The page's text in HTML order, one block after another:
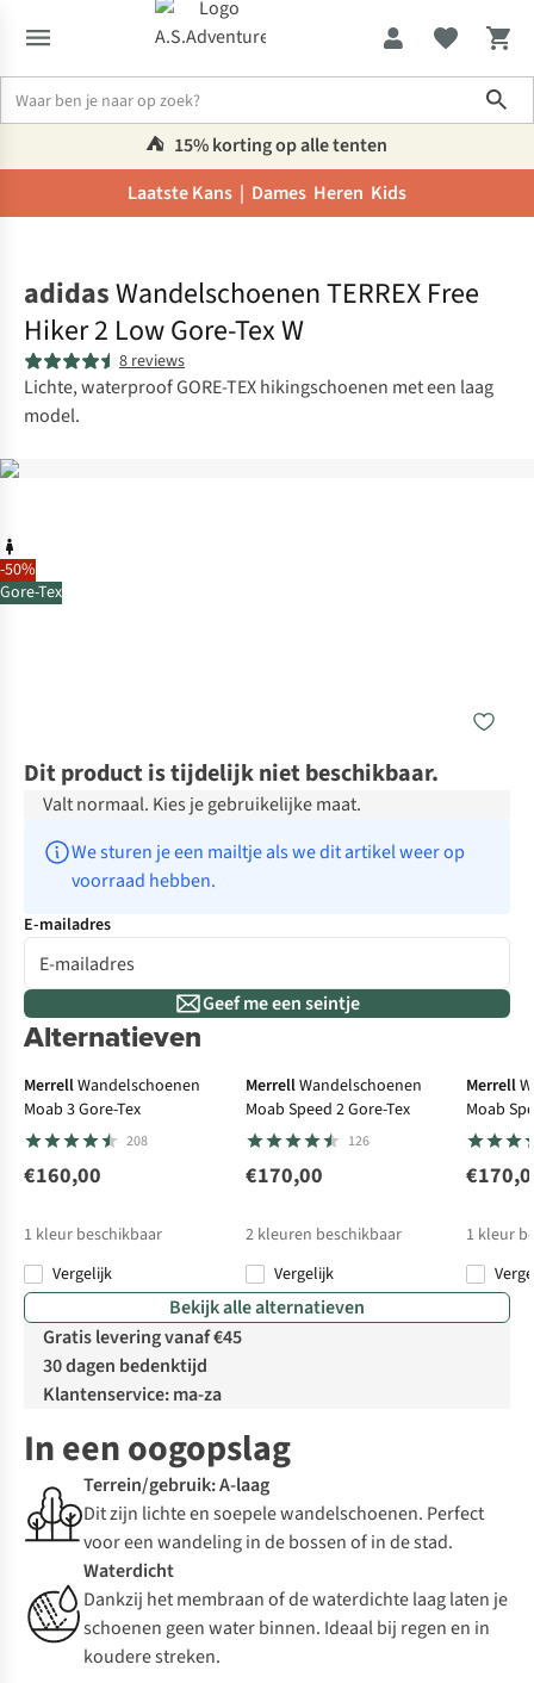
⛺️ 15% korting op alle tenten
Laatste Kans | Dames Heren Kids
-50%
Gore-Tex
adidasWandelschoenen TERREX Free
Hiker 2 Low Gore-Tex W
8 reviews
Lichte, waterproof GORE-TEX hikingschoenen met een laag
model.
Dit product is tijdelijk niet beschikbaar.
Valt normaal. Kies je gebruikelijke maat.
We sturen je een mailtje als we dit artikel weer op
voorraad hebben.
E-mailadres
Geef me een seintje
Alternatieven
Gore-Tex
MerrellWandelschoenen
Moab 3 Gore-Tex
208
€160,00
1 kleur beschikbaar
Vergelijk
MerrellWandelschoenen
Moab Speed 2 Gore-Tex
126
€170,00
2 kleuren beschikbaar
Vergelijk
Merrell
Moab
1 kleur
Bekijk alle alternatieven
Gratis levering vanaf €45
30 dagen bedenktijd
Klantenservice: ma-za
In een oogopslag
Terrein/gebruik: A-laag
Dit zijn lichte en soepele wandelschoenen. Perfect
voor een wandeling in de bossen of in de stad.
Waterdicht
Dankzij het membraan of de waterdichte laag laten je
schoenen geen water binnen. Ideaal bij regen en in
koudere streken.